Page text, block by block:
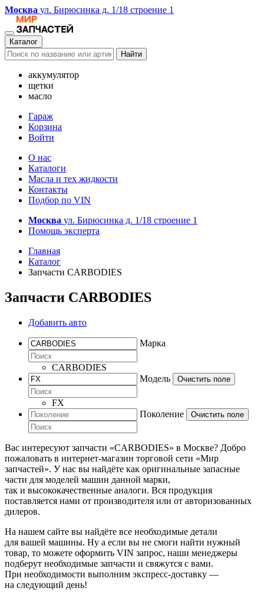
Москва ул. Бирюсинка д. 1/18 строение 1
Каталог
Найти
аккумулятор
щетки
масло
Гараж
Корзина
Войти
О нас
Каталоги
Масла и тех жидкости
Контакты
Подбор по VIN
Москва ул. Бирюсинка д. 1/18 строение 1
Помощь эксперта
Главная
Каталог
Запчасти CARBODIES
Запчасти CARBODIES
Добавить авто
Марка
CARBODIES
Модель
Очистить поле
FX
Поколение
Очистить поле
Вас интересуют запчасти «CARBODIES» в Москве? Добро
пожаловать в интернет-магазин торговой сети «Мир
запчастей». У нас вы найдёте как оригинальные запасные
части для моделей машин данной марки,
так и высококачественные аналоги. Вся продукция
поставляется нами от производителя или от авторизованных
дилеров.
На нашем сайте вы найдёте все необходимые детали
для вашей машины. Ну а если вы не смоги найти нужный
товар, то можете оформить VIN запрос, наши менеджеры
подберут необходимые запчасти и свяжутся с вами.
При необходимости выполним экспресс-доставку —
на следующий день!